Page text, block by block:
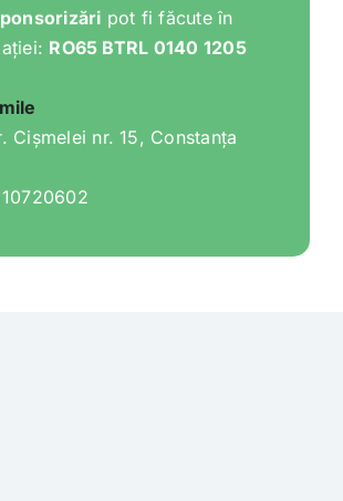
pot fi făcute în
RO65 BTRL 0140 1205
Cișmelei nr. 15, Constanța